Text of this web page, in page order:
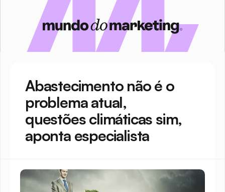
Abastecimento não é o
problema atual,
questões climáticas sim,
aponta especialista